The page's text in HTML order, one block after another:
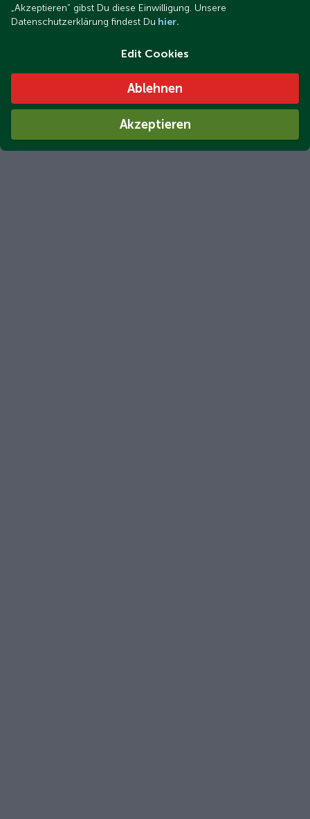
„Akzeptieren“ gibst Du diese Einwilligung. Unsere
Datenschutzerklärung findest Du hier.
Edit Cookies
Ablehnen
Akzeptieren